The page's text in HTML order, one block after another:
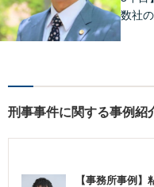
数社
般民
刑事事件に関する事例紹
【事務所事例